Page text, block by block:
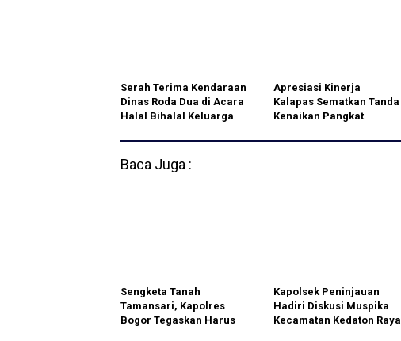
Serah Terima Kendaraan
Dinas Roda Dua di Acara
Halal Bihalal Keluarga
1116/Cikajang
Apresiasi Kinerja
Kalapas Sematkan Tanda
Kenaikan Pangkat
Lapas Cilegon
Baca Juga :
Sengketa Tanah
Tamansari, Kapolres
Bogor Tegaskan Harus
Kapolsek Peninjauan
Hadiri Diskusi Muspika
Kecamatan Kedaton Raya